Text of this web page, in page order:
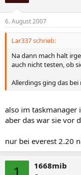
6. August 2007
Lar337 schrieb:
Na dann mach halt
auch nicht testen, ob
Allerdings ging das
also im taskmanager
aber das war sie vor
nur bei everest 2.20
1668mib